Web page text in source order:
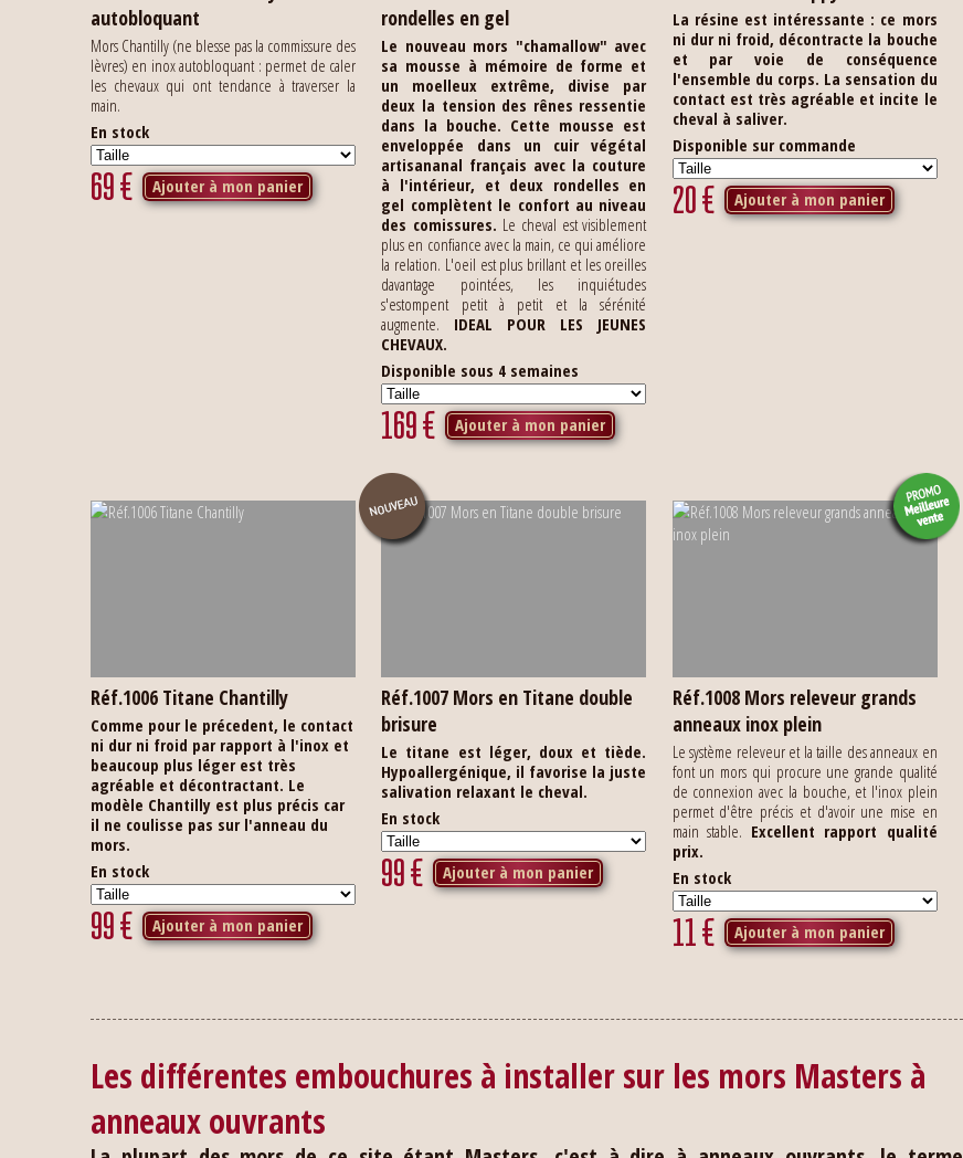
autobloquant
Mors Chantilly (ne blesse pas la commissure des
lèvres) en inox autobloquant : permet de caler
les chevaux qui ont tendance à traverser la
main.
En stock
69€ Ajouter à mon panier
rondelles en gel
Le nouveau mors "chamallow" avec
sa mousse à mémoire de forme et
un moelleux extrême, divise par
deux la tension des rênes ressentie
dans la bouche. Cette mousse est
enveloppée dans un cuir végétal
artisananal français avec la couture
à l'intérieur, et deux rondelles en
gel complètent le confort au niveau
des comissures. Le cheval est visiblement
plus en confiance avec la main, ce qui améliore
la relation. L'oeil est plus brillant et les oreilles
davantage pointées, les inquiétudes
s'estompent petit à petit et la sérénité
augmente. IDEAL POUR LES JEUNES
CHEVAUX.
Disponible sous 4 semaines
169€ Ajouter à mon panier
La résine est intéressante : ce mors
ni dur ni froid, décontracte la bouche
et par voie de conséquence
l'ensemble du corps. La sensation du
contact est très agréable et incite le
cheval à saliver.
Disponible sur commande
20€ Ajouter à mon panier
Réf.1006 Titane Chantilly
Comme pour le précedent, le contact
ni dur ni froid par rapport à l'inox et
beaucoup plus léger est très
agréable et décontractant. Le
modèle Chantilly est plus précis car
il ne coulisse pas sur l'anneau du
mors.
En stock
99€ Ajouter à mon panier
Réf.1007 Mors en Titane double
brisure
Le titane est léger, doux et tiède.
Hypoallergénique, il favorise la juste
salivation relaxant le cheval.
En stock
99€ Ajouter à mon panier
Réf.1008 Mors releveur grands
anneaux inox plein
Le système releveur et la taille des anneaux en
font un mors qui procure une grande qualité
de connexion avec la bouche, et l'inox plein
permet d'être précis et d'avoir une mise en
main stable. Excellent rapport qualité
prix.
En stock
11€ Ajouter à mon panier
Les différentes embouchures à installer sur les mors Masters à
anneaux ouvrants